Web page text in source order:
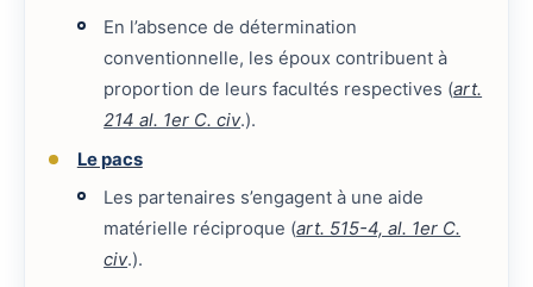
En l’absence de détermination
conventionnelle, les époux contribuent à
proportion de leurs facultés respectives (art.
214 al. 1er C. civ.).
Le pacs
Les partenaires s’engagent à une aide
matérielle réciproque (art. 515-4, al. 1er C.
civ.).